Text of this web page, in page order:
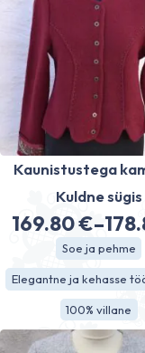
Kaunistustega
Kuldne sügis
169.80€–
kuni
Soe ja pehme
Elegantne ja kehasse
100% villane